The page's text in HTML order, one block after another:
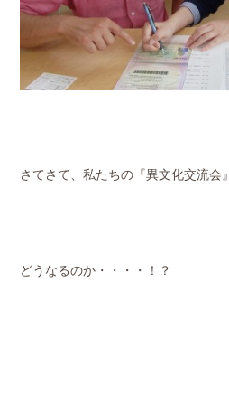
さてさて、私たちの『異文化交流会』
どうなるのか・・・・！？